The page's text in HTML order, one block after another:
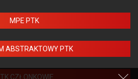
MPE PTK
ABSTRAKTOWY PTK
CZŁONKOWIE